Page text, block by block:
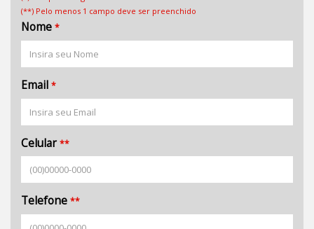
(**) Pelo menos 1 campo deve ser preenchido
Nome *
Email *
Celular **
Telefone **